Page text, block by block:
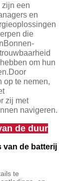
zijn een
en
die
om hun
op te nemen,
zij met
navigeren.
de duur
van de batterij
te